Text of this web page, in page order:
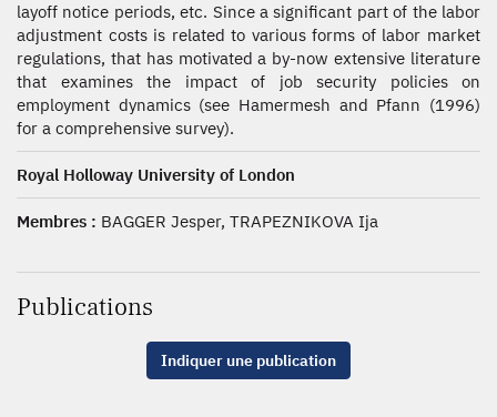
layoff notice periods, etc. Since a significant part of the labor
adjustment costs is related to various forms of labor market
regulations, that has motivated a by-now extensive literature
that examines the impact of job security policies on
employment dynamics (see Hamermesh and Pfann (1996)
for a comprehensive survey).
Royal Holloway University of London
Membres : BAGGER Jesper, TRAPEZNIKOVA Ija
Publications
Indiquer une publication